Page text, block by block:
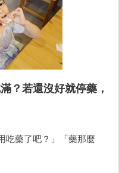
？若還沒好就停藥，
吃藥了吧？」「藥那麼